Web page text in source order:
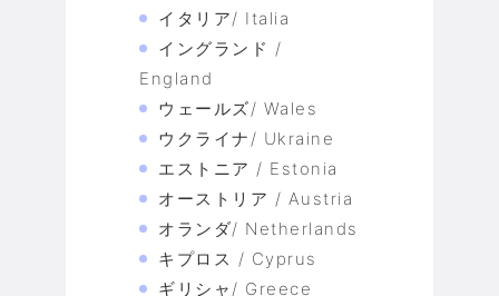
イタリア/ Italia
イングランド /
England
ウェールズ/ Wales
ウクライナ/ Ukraine
エストニア / Estonia
オーストリア / Austria
オランダ/ Netherlands
キプロス / Cyprus
ギリシャ/ Greece